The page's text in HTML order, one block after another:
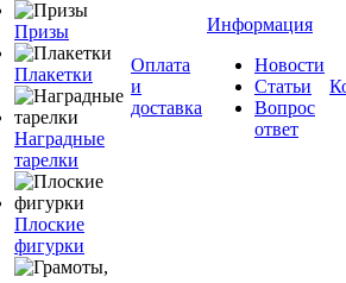
Призы
Плакетки
Наградные
тарелки
Плоские
фигурки
Оплата
и
доставка
Информация
Новости
Статьи
Вопрос
ответ